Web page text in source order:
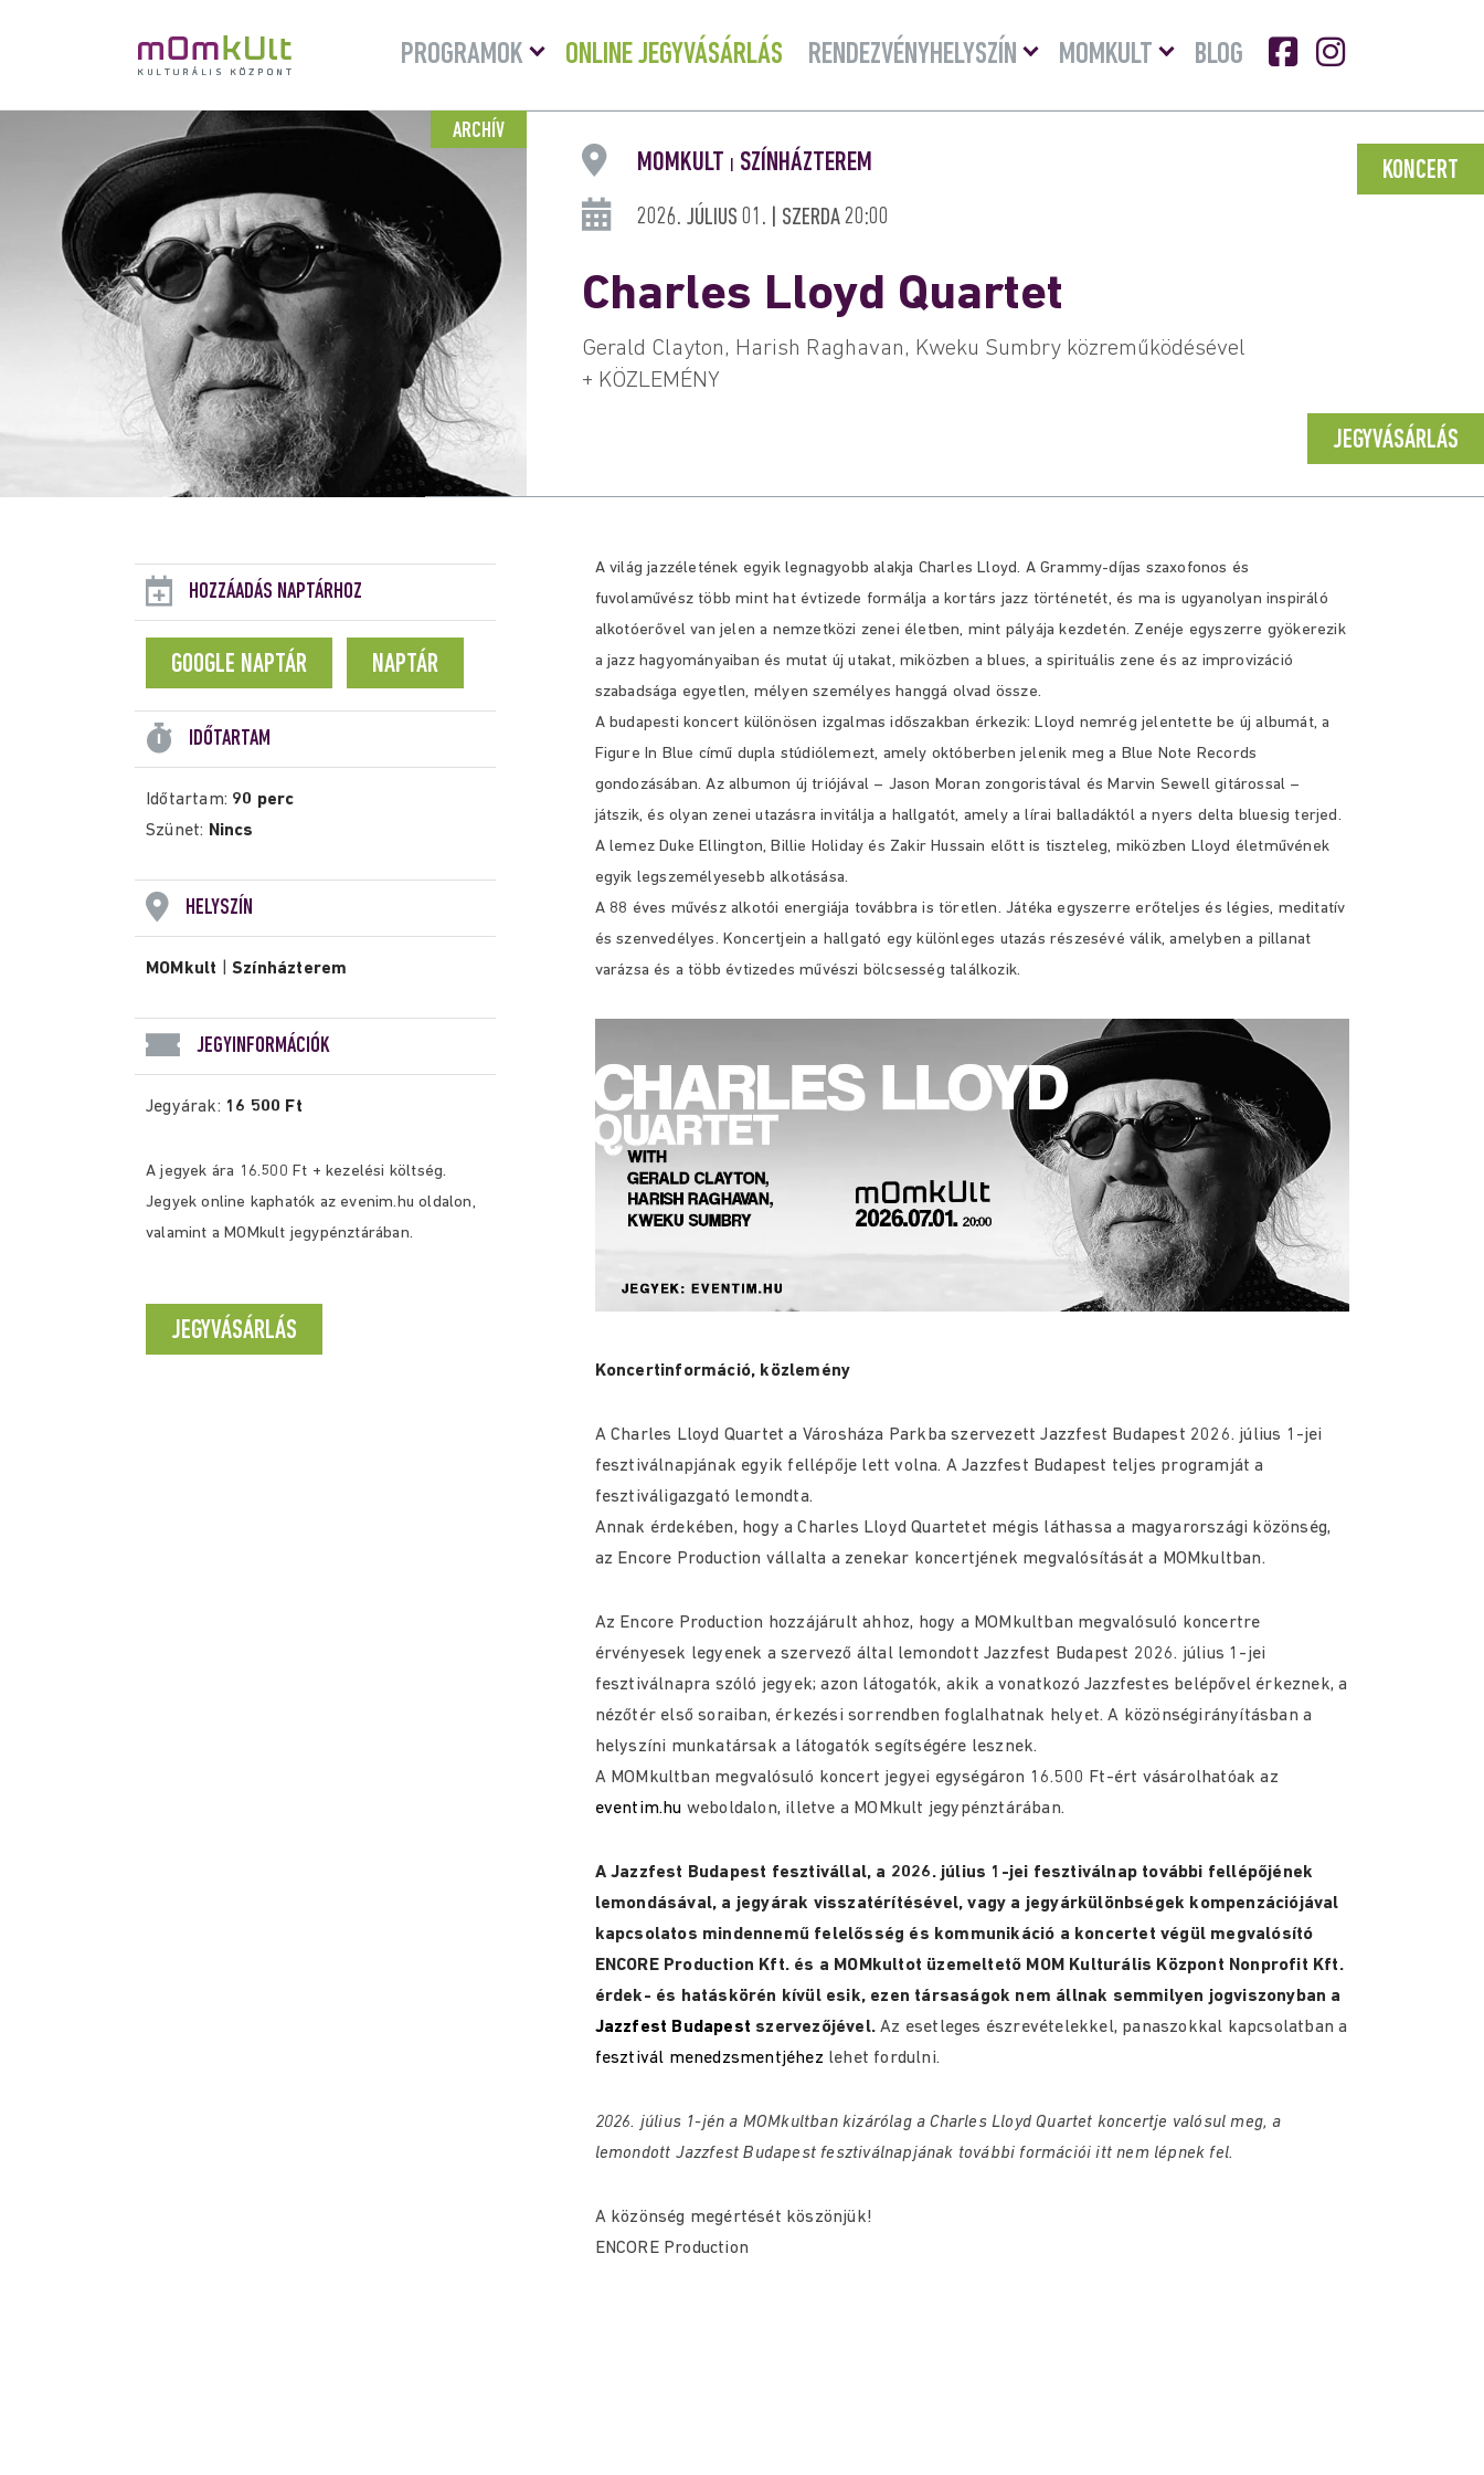
PROGRAMOK
Menü
lenyitása
ONLINE JEGYVÁSÁRLÁS RENDEZVÉNYHELYSZÍN
Menü
lenyitásaMOMKULT
Menü
lenyitása
BLOG
ARCHÍV
KONCERT
MOMKULT SZÍNHÁZTEREM
2026. JÚLIUS 01. | SZERDA 20:00
Charles Lloyd Quartet
Gerald Clayton, Harish Raghavan, Kweku Sumbry közreműködésével
+ KÖZLEMÉNY
JEGYVÁSÁRLÁS
HOZZÁADÁS NAPTÁRHOZ
GOOGLE NAPTÁR NAPTÁR
IDŐTARTAM
Időtartam: 90 perc
Szünet: Nincs
HELYSZÍN
MOMkult |Színházterem
JEGYINFORMÁCIÓK
Jegyárak: 16 500 Ft
A jegyek ára 16.500 Ft + kezelési költség.
Jegyek online kaphatók az evenim.hu oldalon,
valamint a MOMkult jegypénztárában.
JEGYVÁSÁRLÁS
A világ jazzéletének egyik legnagyobb alakja Charles Lloyd. A Grammy-díjas szaxofonos és
fuvolaművész több mint hat évtizede formálja a kortárs jazz történetét, és ma is ugyanolyan inspiráló
alkotóerővel van jelen a nemzetközi zenei életben, mint pályája kezdetén. Zenéje egyszerre gyökerezik
a jazz hagyományaiban és mutat új utakat, miközben a blues, a spirituális zene és az improvizáció
szabadsága egyetlen, mélyen személyes hanggá olvad össze.
A budapesti koncert különösen izgalmas időszakban érkezik: Lloyd nemrég jelentette be új albumát, a
Figure In Blue című dupla stúdiólemezt, amely októberben jelenik meg a Blue Note Records
gondozásában. Az albumon új triójával – Jason Moran zongoristával és Marvin Sewell gitárossal –
játszik, és olyan zenei utazásra invitálja a hallgatót, amely a lírai balladáktól a nyers delta bluesig terjed.
A lemez Duke Ellington, Billie Holiday és Zakir Hussain előtt is tiszteleg, miközben Lloyd életművének
egyik legszemélyesebb alkotásása.
A 88 éves művész alkotói energiája továbbra is töretlen. Játéka egyszerre erőteljes és légies, meditatív
és szenvedélyes. Koncertjein a hallgató egy különleges utazás részesévé válik, amelyben a pillanat
varázsa és a több évtizedes művészi bölcsesség találkozik.
Koncertinformáció, közlemény
A Charles Lloyd Quartet a Városháza Parkba szervezett Jazzfest Budapest 2026. július 1-jei
fesztiválnapjának egyik fellépője lett volna. A Jazzfest Budapest teljes programját a
fesztiváligazgató lemondta.
Annak érdekében, hogy a Charles Lloyd Quartetet mégis láthassa a magyarországi közönség,
az Encore Production vállalta a zenekar koncertjének megvalósítását a MOMkultban.
Az Encore Production hozzájárult ahhoz, hogy a MOMkultban megvalósuló koncertre
érvényesek legyenek a szervező által lemondott Jazzfest Budapest 2026. július 1-jei
fesztiválnapra szóló jegyek; azon látogatók, akik a vonatkozó Jazzfestes belépővel érkeznek, a
nézőtér első soraiban, érkezési sorrendben foglalhatnak helyet. A közönségirányításban a
helyszíni munkatársak a látogatók segítségére lesznek.
A MOMkultban megvalósuló koncert jegyei egységáron 16.500 Ft-ért vásárolhatóak az
eventim.hu weboldalon, illetve a MOMkult jegypénztárában.
A Jazzfest Budapest fesztivállal, a 2026. július 1-jei fesztiválnap további fellépőjének
lemondásával, a jegyárak visszatérítésével, vagy a jegyárkülönbségek kompenzációjával
kapcsolatos mindennemű felelősség és kommunikáció a koncertet végül megvalósító
ENCORE Production Kft. és a MOMkultot üzemeltető MOM Kulturális Központ Nonprofit Kft.
érdek- és hatáskörén kívül esik, ezen társaságok nem állnak semmilyen jogviszonyban a
Jazzfest Budapest szervezőjével. Az esetleges észrevételekkel, panaszokkal kapcsolatban a
fesztivál menedzsmentjéhez lehet fordulni.
2026. július 1-jén a MOMkultban kizárólag a Charles Lloyd Quartet koncertje valósul meg, a
lemondott Jazzfest Budapest fesztiválnapjának további formációi itt nem lépnek fel.
A közönség megértését köszönjük!
ENCORE Production